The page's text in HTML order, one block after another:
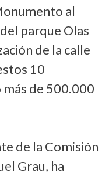
al
parque Olas
de la calle
10
de 500.000
de la Comisión
Grau, ha